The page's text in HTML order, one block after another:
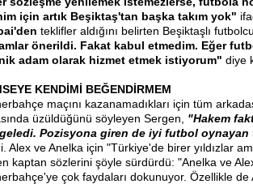
için artık Beşiktaş'tan başka takım yok"
teklifler aldığını belirten Beşiktaşlı
önerildi. Fakat kabul etmedim. Eğer
adam olarak hizmet etmek istiyorum" diye
KENDİMİ BEĞENDİRMEM
maçını kazanamadıkları için tüm
üzüldüğünü söyleyen Sergen, "Hakem
Pozisyona giren de iyi futbol oynayan
Alex ve Anelka için "Türkiye'de birer yıldızlar
kaptan sözlerini şöyle sürdürdü: "Anelka ve
çok faydaları dokunuyor. Özellikle